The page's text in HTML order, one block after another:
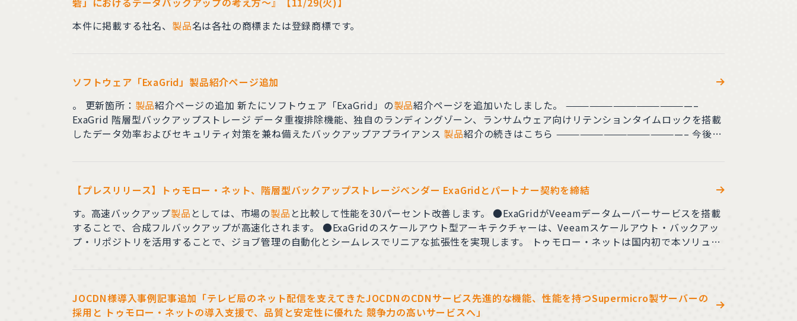
本件に掲載する社名、 製品名は各社の商標または登録商標です。
ソフトウェア「ExaGrid」 製品紹介ページ追加
。 更新箇所： 製品 紹介ページの追加 新たにソフトウェア「ExaGrid」の製品紹介ページを追加いたしました。 ————————————————–
ExaGrid 階層型バックアップストレージ データ重複排除機能、独自のランディングゾーン、ランサムウェア向けリテンションタイムロックを搭載
したデータ効率およびセキュリティ対策を兼ね備えたバックアップアプライアンス 製品紹介の続きはこちら ————————————————– 今後も
【プレスリリース】トゥモロー・ネット、階層型バックアップストレージベンダー ExaGridとパートナー契約を締結
す。高速バックアップ製品 としては、市場の製品 と比較して性能を30パーセント改善します。 ●ExaGridがVeeamデータムーバーサービスを搭載
することで、合成フルバックアップが高速化されます。 ●ExaGridのスケールアウト型アーキテクチャーは、Veeamスケールアウト・バックアッ
プ・リポジトリを活用することで、ジョブ管理の自動化とシームレスでリニアな拡張性を実現します。 トゥモロー・ネットは国内初で本ソリュー
JOCDN様導入事例記事追加「テレビ局のネット配信を支えてきたJOCDNのCDNサービス先進的な機能、性能を持つSupermicro製サーバーの
採用と トゥモロー・ネットの導入支援で、品質と安定性に優れた 競争力の高いサービスへ」